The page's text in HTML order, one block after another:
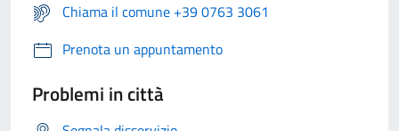
Chiama il comune +39 0763 3061
Prenota un appuntamento
Problemi in città